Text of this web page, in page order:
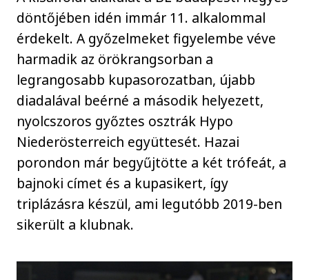
döntőjében idén immár 11. alkalommal
érdekelt. A győzelmeket figyelembe véve
harmadik az örökrangsorban a
legrangosabb kupasorozatban, újabb
diadalával beérné a második helyezett,
nyolcszoros győztes osztrák Hypo
Niederösterreich együttesét. Hazai
porondon már begyűjtötte a két trófeát, a
bajnoki címet és a kupasikert, így
triplázásra készül, ami legutóbb 2019-ben
sikerült a klubnak.